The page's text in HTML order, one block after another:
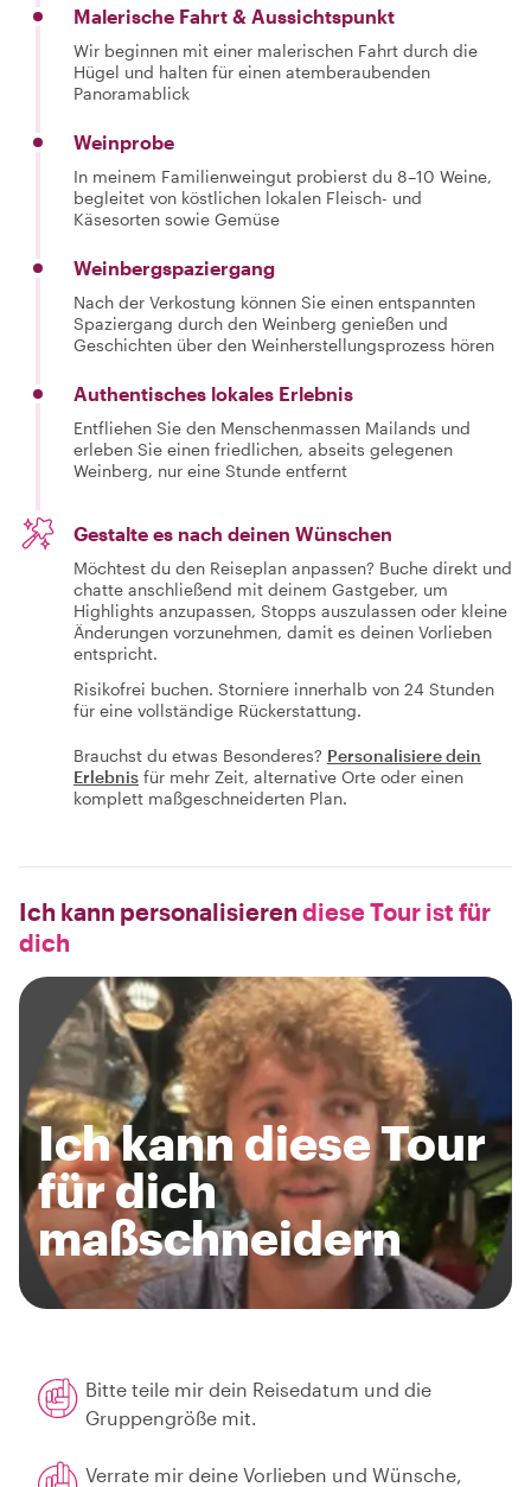
Malerische Fahrt & Aussichtspunkt
Wir beginnen mit einer malerischen Fahrt durch die
Hügel und halten für einen atemberaubenden
Panoramablick
Weinprobe
In meinem Familienweingut probierst du 8–10 Weine,
begleitet von köstlichen lokalen Fleisch- und
Käsesorten sowie Gemüse
Weinbergspaziergang
Nach der Verkostung können Sie einen entspannten
Spaziergang durch den Weinberg genießen und
Geschichten über den Weinherstellungsprozess hören
Authentisches lokales Erlebnis
Entfliehen Sie den Menschenmassen Mailands und
erleben Sie einen friedlichen, abseits gelegenen
Weinberg, nur eine Stunde entfernt
Gestalte es nach deinen Wünschen
Möchtest du den Reiseplan anpassen? Buche direkt und
chatte anschließend mit deinem Gastgeber, um
Highlights anzupassen, Stopps auszulassen oder kleine
Änderungen vorzunehmen, damit es deinen Vorlieben
entspricht.
Risikofrei buchen. Storniere innerhalb von 24 Stunden
für eine vollständige Rückerstattung.
Brauchst du etwas Besonderes? Personalisiere dein
Erlebnis für mehr Zeit, alternative Orte oder einen
komplett maßgeschneiderten Plan.
Ich kann personalisieren diese Tour ist für
dich
Ich kann diese Tour
für dich
maßschneidern
Bitte teile mir dein Reisedatum und die
Gruppengröße mit.
Verrate mir deine Vorlieben und Wünsche,